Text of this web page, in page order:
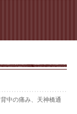
中の痛み、天神橋通